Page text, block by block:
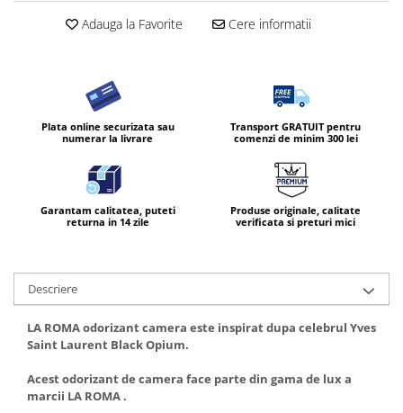
Adauga la Favorite Cere informatii
Plata online securizata sau
numerar la livrare
Transport GRATUIT pentru
comenzi de minim 300 lei
Garantam calitatea, puteti
returna in 14 zile
Produse originale, calitate
verificata si preturi mici
Descriere
LA ROMA odorizant camera este inspirat dupa celebrul Yves
Saint Laurent Black Opium.
Acest odorizant de camera face parte din gama de lux a
marcii LA ROMA .